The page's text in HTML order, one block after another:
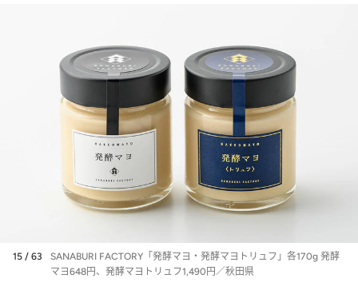
15 / 63
SANABURI FACTORY「発酵マヨ・発酵マヨトリュフ」各170g 発酵
マヨ648円、発酵マヨトリュフ1,490円／秋田県